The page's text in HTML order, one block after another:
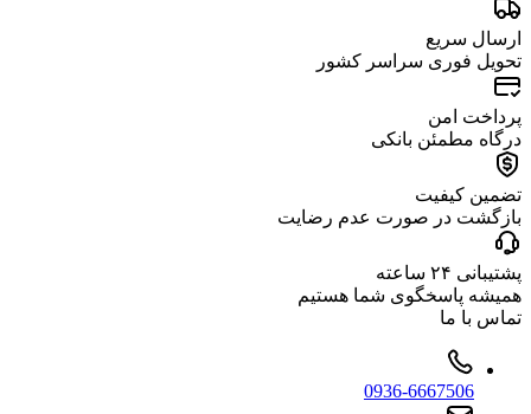
ارسال سریع
تحویل فوری سراسر کشور
پرداخت امن
درگاه مطمئن بانکی
تضمین کیفیت
بازگشت در صورت عدم رضایت
پشتیبانی ۲۴ ساعته
همیشه پاسخگوی شما هستیم
تماس با ما
0936-6667506